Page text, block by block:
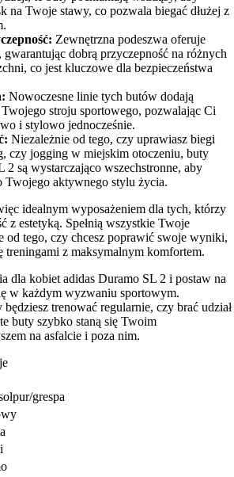
na Twoje stawy, co pozwala biegać dłużej z
Zewnętrzna podeszwa oferuje
gwarantując dobrą przyczepność na różnych
co jest kluczowe dla bezpieczeństwa
Nowoczesne linie tych butów dodają
stroju sportowego, pozwalając Ci
i stylowo jednocześnie.
Niezależnie od tego, czy uprawiasz biegi
czy jogging w miejskim otoczeniu, buty
2 są wystarczająco wszechstronne, aby
Twojego aktywnego stylu życia.
idealnym wyposażeniem dla tych, którzy
z estetyką. Spełnią wszystkie Twoje
od tego, czy chcesz poprawić swoje wyniki,
treningami z maksymalnym komfortem.
dla kobiet adidas Duramo SL 2 i postaw na
w każdym wyzwaniu sportowym.
trenować regularnie, czy brać udział
buty szybko staną się Twoim
na asfalcie i poza nim.
grespa